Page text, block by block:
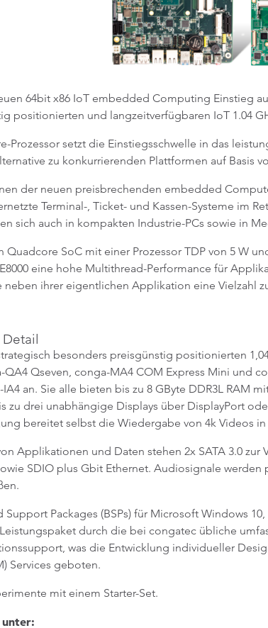
64bit x86 IoT embedded Computing Einstieg
positionierten und langzeitverfügbaren IoT 1.04
Prozessor setzt die Einstiegsschwelle in das
zu konkurrierenden Plattformen auf Basis
der neuen preisbrechenden embedded
Terminal-, Ticket- und Kassen-Systeme im
sich auch in kompakten Industrie-PCs sowie in
Quadcore SoC mit einer Prozessor TDP von 5 W
eine hohe Multithread-Performance für
ihrer eigentlichen Applikation eine Vielzahl
Detail
besonders preisgünstig positionierten
QA4 Qseven, conga-MA4 COM Express Mini und
an. Sie alle bieten bis zu 8 GByte DDR3L RAM
zu drei unabhängige Displays über DisplayPort
bereitet selbst die Wiedergabe von 4k Videos
Applikationen und Daten stehen 2x SATA 3.0
SDIO plus Gbit Ethernet. Audiosignale
Packages (BSPs) für Microsoft Windows
durch die bei congatec übliche
was die Entwicklung individueller
Services geboten.
mit einem Starter-Set.